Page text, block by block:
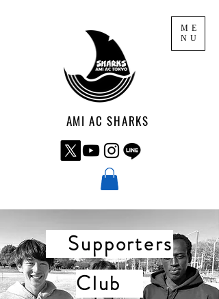
ME
NU
AMI AC SHARKS
Supporters
Club